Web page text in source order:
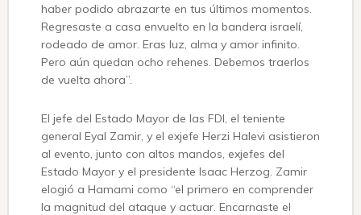
haber podido abrazarte en tus últimos momentos.
Regresaste a casa envuelto en la bandera israelí,
rodeado de amor. Eras luz, alma y amor infinito.
Pero aún quedan ocho rehenes. Debemos traerlos
de vuelta ahora”.
El jefe del Estado Mayor de las FDI, el teniente
general Eyal Zamir, y el exjefe Herzi Halevi asistieron
al evento, junto con altos mandos, exjefes del
Estado Mayor y el presidente Isaac Herzog. Zamir
elogió a Hamami como “el primero en comprender
la magnitud del ataque y actuar. Encarnaste el